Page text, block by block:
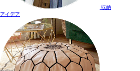
収納
アイデア